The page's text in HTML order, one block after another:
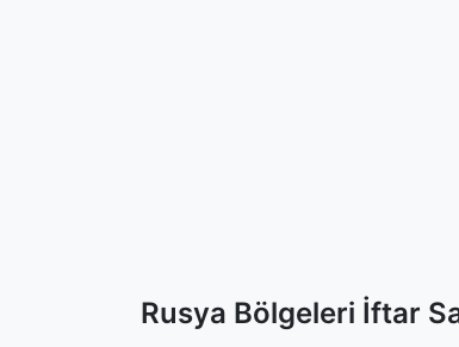
Rusya Bölgeleri İftar